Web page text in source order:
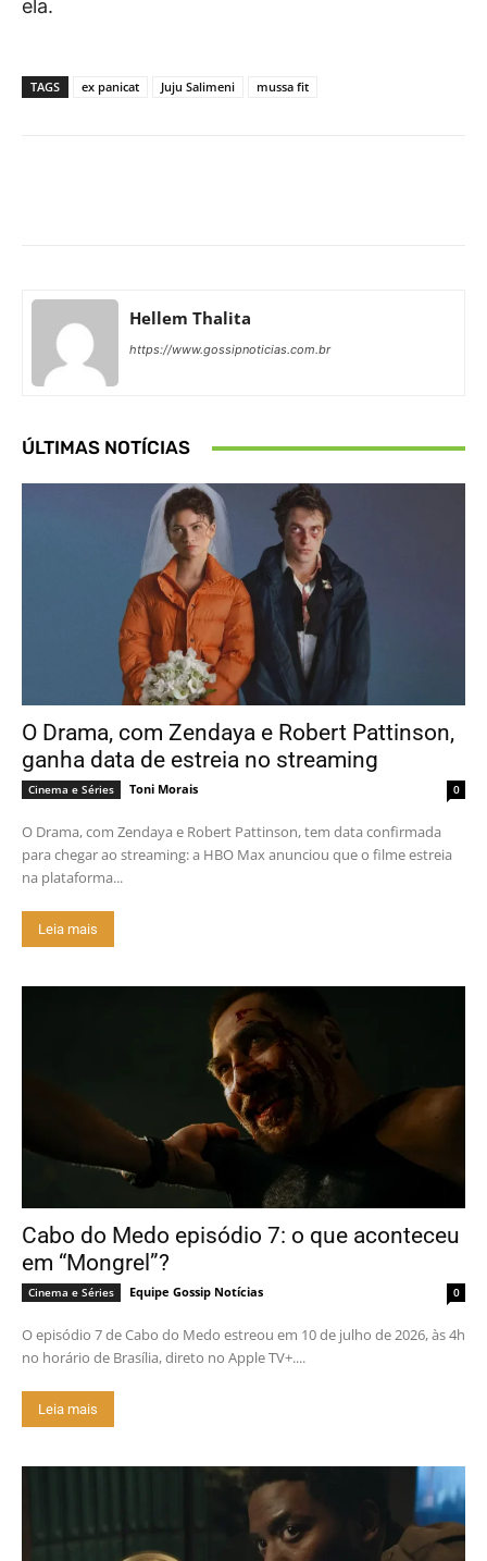
ela.
TAGS ex panicat Juju Salimeni mussa fit
Hellem Thalita
https://www.gossipnoticias.com.br
ÚLTIMAS NOTÍCIAS
O Drama, com Zendaya e Robert Pattinson,
ganha data de estreia no streaming
Cinema e Séries Toni Morais 0
O Drama, com Zendaya e Robert Pattinson, tem data confirmada
para chegar ao streaming: a HBO Max anunciou que o filme estreia
na plataforma...
Leia mais
Cabo do Medo episódio 7: o que aconteceu
em “Mongrel”?
Cinema e Séries Equipe Gossip Notícias 0
O episódio 7 de Cabo do Medo estreou em 10 de julho de 2026, às 4h
no horário de Brasília, direto no Apple TV+....
Leia mais